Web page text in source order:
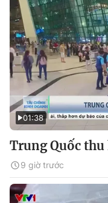
01:38
Trung Quốc
9 giờ trước